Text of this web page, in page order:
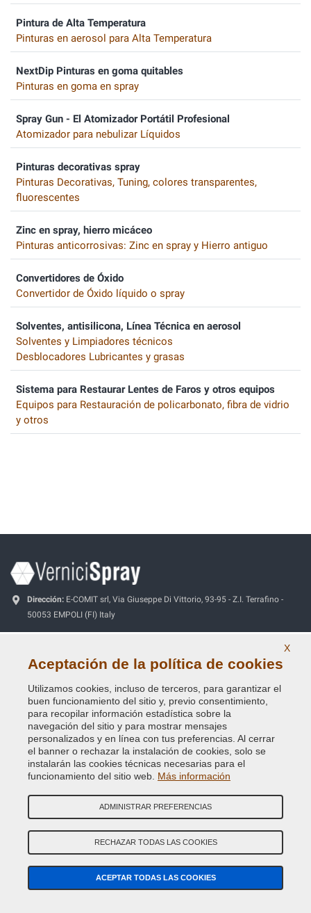
Pintura de Alta Temperatura
Pinturas en aerosol para Alta Temperatura
NextDip Pinturas en goma quitables
Pinturas en goma en spray
Spray Gun - El Atomizador Portátil Profesional
Atomizador para nebulizar Líquidos
Pinturas decorativas spray
Pinturas Decorativas, Tuning, colores transparentes,
fluorescentes
Zinc en spray, hierro micáceo
Pinturas anticorrosivas: Zinc en spray y Hierro antiguo
Convertidores de Óxido
Convertidor de Óxido líquido o spray
Solventes, antisilicona, Línea Técnica en aerosol
Solventes y Limpiadores técnicos
Desblocadores Lubricantes y grasas
Sistema para Restaurar Lentes de Faros y otros equipos
Equipos para Restauración de policarbonato, fibra de vidrio
y otros
Dirección: E-COMIT srl, Via Giuseppe Di Vittorio, 93-95 - Z.I. Terrafino -
50053 EMPOLI (FI) Italy
Fax:(+39) 0571.534056
CIF:IT06818930486
PAGOS SEGUROS
Información útil
Términos y condiciones generales de venta
Nuestras reseñas
X
Aceptación de la política de cookies
Utilizamos cookies, incluso de terceros, para garantizar el
buen funcionamiento del sitio y, previo consentimiento,
para recopilar información estadística sobre la
navegación del sitio y para mostrar mensajes
personalizados y en línea con tus preferencias. Al cerrar
el banner o rechazar la instalación de cookies, solo se
instalarán las cookies técnicas necesarias para el
funcionamiento del sitio web. Más información
ADMINISTRAR PREFERENCIAS
RECHAZAR TODAS LAS COOKIES
ACEPTAR TODAS LAS COOKIES